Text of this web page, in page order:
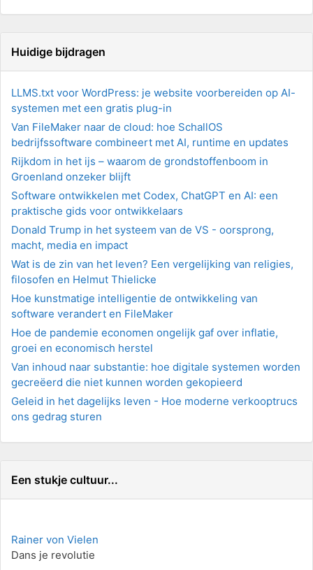
Huidige bijdragen
LLMS.txt voor WordPress: je website voorbereiden op AI-
systemen met een gratis plug-in
Van FileMaker naar de cloud: hoe SchallOS
bedrijfssoftware combineert met AI, runtime en updates
Rijkdom in het ijs – waarom de grondstoffenboom in
Groenland onzeker blijft
Software ontwikkelen met Codex, ChatGPT en AI: een
praktische gids voor ontwikkelaars
Donald Trump in het systeem van de VS - oorsprong,
macht, media en impact
Wat is de zin van het leven? Een vergelijking van religies,
filosofen en Helmut Thielicke
Hoe kunstmatige intelligentie de ontwikkeling van
software verandert en FileMaker
Hoe de pandemie economen ongelijk gaf over inflatie,
groei en economisch herstel
Van inhoud naar substantie: hoe digitale systemen worden
gecreëerd die niet kunnen worden gekopieerd
Geleid in het dagelijks leven - Hoe moderne verkooptrucs
ons gedrag sturen
Een stukje cultuur...
Rainer von Vielen
Dans je revolutie